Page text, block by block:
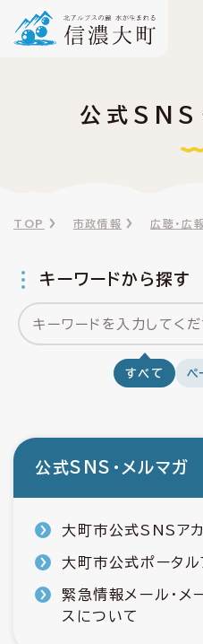
公式SNS
TOP 市政情報 広聴・広報
キーワードから探す
すべて ペ
公式SNS・メルマガ
大町市公式SNSア
大町市公式ポータル
緊急情報メール・メ
スについて